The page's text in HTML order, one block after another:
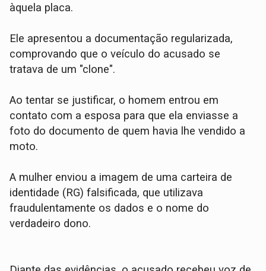
àquela placa.
Ele apresentou a documentação regularizada,
comprovando que o veículo do acusado se
tratava de um "clone".
​Ao tentar se justificar, o homem entrou em
contato com a esposa para que ela enviasse a
foto do documento de quem havia lhe vendido a
moto.
A mulher enviou a imagem de uma carteira de
identidade (RG) falsificada, que utilizava
fraudulentamente os dados e o nome do
verdadeiro dono.